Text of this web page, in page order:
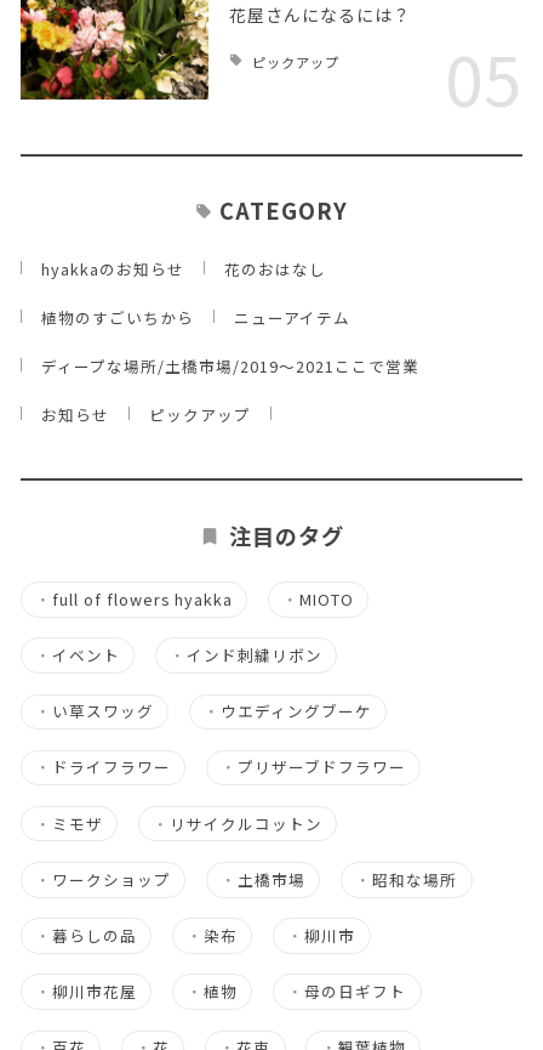
花屋さんになるには？
ピックアップ 05
CATEGORY
hyakkaのお知らせ 花のおはなし
植物のすごいちから ニューアイテム
ディープな場所/土橋市場/2019～2021ここで営業
お知らせ ピックアップ
注目のタグ
・ full of flowers hyakka ・MIOTO
・ イベント ・ インド刺繍リボン
・ い草スワッグ ・ ウエディングブーケ
・ ドライフラワー ・ プリザーブドフラワー
・ ミモザ ・ リサイクルコットン
・ ワークショップ ・ 土橋市場 ・昭和な場所
・ 暮らしの品 ・ 染布 ・柳川市
・ 柳川市花屋 ・植物 ・母の日ギフト